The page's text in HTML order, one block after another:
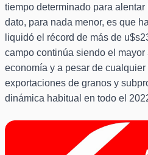
tiempo determinado para
dato, para nada menor, es que
liquidó el récord de más de
campo continúa siendo el
economía y a pesar de
exportaciones de granos y
dinámica habitual en todo el